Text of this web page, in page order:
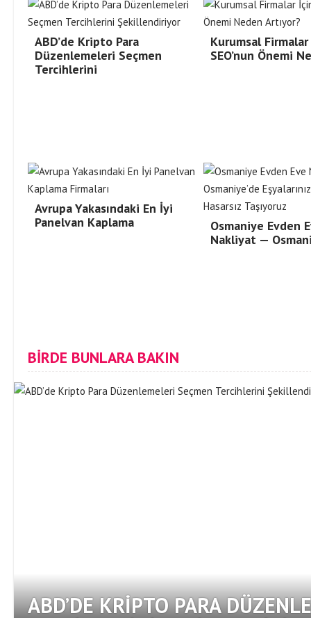
ABD’de Kripto Para
Düzenlemeleri Seçmen
Tercihlerini
Kurumsal
SEO’nun Önemi
Avrupa Yakasındaki En İyi
Panelvan Kaplama
Osmaniye Evden
Nakliyat —
BİRDE BUNLARA BAKIN
ABD’DE KRIPTO PARA